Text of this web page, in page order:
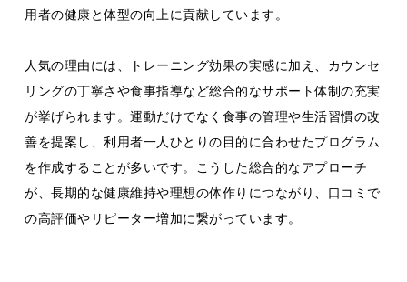
用者の健康と体型の向上に貢献しています。
人気の理由には、トレーニング効果の実感に加え、カウンセ
リングの丁寧さや食事指導など総合的なサポート体制の充実
が挙げられます。運動だけでなく食事の管理や生活習慣の改
善を提案し、利用者一人ひとりの目的に合わせたプログラム
を作成することが多いです。こうした総合的なアプローチ
が、長期的な健康維持や理想の体作りにつながり、口コミで
の高評価やリピーター増加に繋がっています。